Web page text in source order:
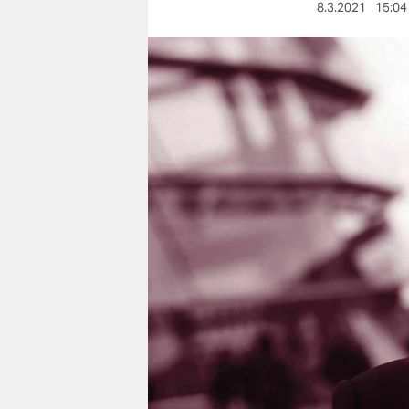
nord
wahrheit
verlag
veranstaltungen
fragen & hilfe
unterstützen
abo
genossenschaft
8.3.2021